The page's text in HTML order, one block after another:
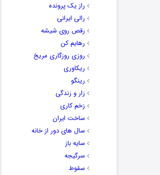
راز یک پرونده
رالی ایرانی
رقص روی شیشه
رهایم کن
روزی روزگاری مریخ
ریکاوری
رینگو
زار و زندگی
زخم کاری
ساخت ایران
سال های دور از خانه
سایه باز
سرگیجه
سقوط